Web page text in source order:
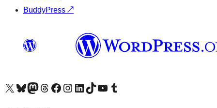
BuddyPress ↗
आमच्या X (एक्स) (पूर्वीचे ट्विटर) खात्याला भेट द्या आमच्या ब्लूस्की खात्याला भेट द्या.आमच्या Mastodon खात्याला भेट द्या.आमच्या थ्रेड्स खात्याला भेट द्या. आमच्या फेसबुक पेजला भेट द्या आमच्या इंस्टाग्राम खात्याला भेट द्या आमच्या लिंक्डइन खात्याला भेट द्या आमच्या टिकटॉक अकाउंटला भेट द्या.आमच्या यूट्यूब चॅनेलला भेट द्या आमच्या टंबलर खात्याला भेट द्या.